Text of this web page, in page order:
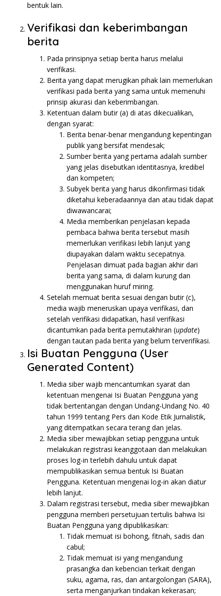
bentuk lain.
Verifikasi dan keberimbangan
berita
Pada prinsipnya setiap berita harus melalui
verifikasi.
Berita yang dapat merugikan pihak lain memerlukan
verifikasi pada berita yang sama untuk memenuhi
prinsip akurasi dan keberimbangan.
Ketentuan dalam butir (a) di atas dikecualikan,
dengan syarat:
Berita benar-benar mengandung kepentingan
publik yang bersifat mendesak;
Sumber berita yang pertama adalah sumber
yang jelas disebutkan identitasnya, kredibel
dan kompeten;
Subyek berita yang harus dikonfirmasi tidak
diketahui keberadaannya dan atau tidak dapat
diwawancarai;
Media memberikan penjelasan kepada
pembaca bahwa berita tersebut masih
memerlukan verifikasi lebih lanjut yang
diupayakan dalam waktu secepatnya.
Penjelasan dimuat pada bagian akhir dari
berita yang sama, di dalam kurung dan
menggunakan huruf miring.
Setelah memuat berita sesuai dengan butir (c),
media wajib meneruskan upaya verifikasi, dan
setelah verifikasi didapatkan, hasil verifikasi
dicantumkan pada berita pemutakhiran (update)
dengan tautan pada berita yang belum terverifikasi.
Isi Buatan Pengguna (User
Generated Content)
Media siber wajib mencantumkan syarat dan
ketentuan mengenai Isi Buatan Pengguna yang
tidak bertentangan dengan Undang-Undang No. 40
tahun 1999 tentang Pers dan Kode Etik Jurnalistik,
yang ditempatkan secara terang dan jelas.
Media siber mewajibkan setiap pengguna untuk
melakukan registrasi keanggotaan dan melakukan
proses log-in terlebih dahulu untuk dapat
mempublikasikan semua bentuk Isi Buatan
Pengguna. Ketentuan mengenai log-in akan diatur
lebih lanjut.
Dalam registrasi tersebut, media siber mewajibkan
pengguna memberi persetujuan tertulis bahwa Isi
Buatan Pengguna yang dipublikasikan:
Tidak memuat isi bohong, fitnah, sadis dan
cabul;
Tidak memuat isi yang mengandung
prasangka dan kebencian terkait dengan
suku, agama, ras, dan antargolongan (SARA),
serta menganjurkan tindakan kekerasan;